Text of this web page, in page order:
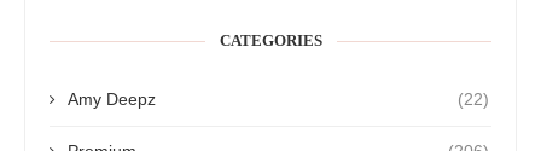
CATEGORIES
Amy Deepz (22)